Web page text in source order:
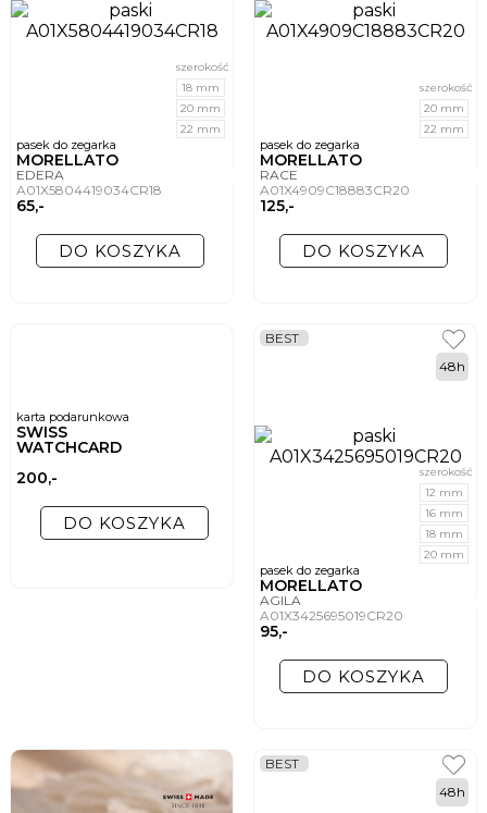
pasek do zegarka
MORELLATO
EDERA
A01X5804419034CR18
65,-
szerokość
18 mm
20 mm
22 mm
DO KOSZYKA
pasek do zegarka
MORELLATO
RACE
A01X4909C18883CR20
125,-
szerokość
20 mm
22 mm
DO KOSZYKA
karta podarunkowa
SWISS
WATCHCARD
200,-
DO KOSZYKA
pasek do zegarka
MORELLATO
AGILA
A01X3425695019CR20
95,-
BEST
szerokość
12 mm
16 mm
18 mm
20 mm
48h
DO KOSZYKA
BEST
48h